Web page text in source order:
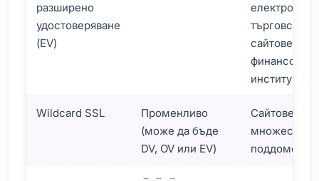
разширено
удостоверяване
(EV)
електронни
търговски
сайтове,
финансови
институции
Wildcard SSL
Променливо
(може да бъде
DV, OV или EV)
Сайтове с
множество
поддомейни